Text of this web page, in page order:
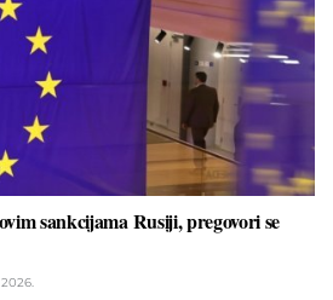
sankcijama Rusiji, pregovori se